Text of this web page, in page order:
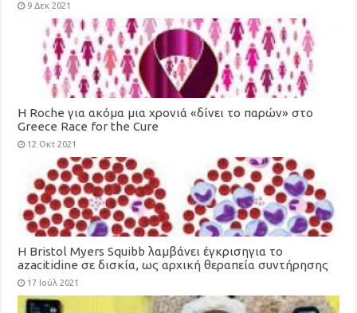
9 Δεκ 2021
H Roche για ακόμα μια χρονιά «δίνει το παρών» στο
Greece Race for the Cure
12 Οκτ 2021
Η Bristol Myers Squibb λαμβάνει έγκρισηγια το
azacitidine σε δισκία, ως αρχική θεραπεία συντήρησης
για ενήλικες με οξεία μυελογενή λευχαιμία
17 Ιούλ 2021